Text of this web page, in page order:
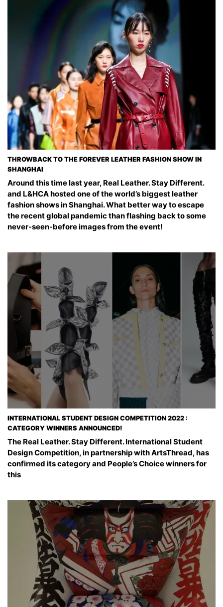
THROWBACK TO THE FOREVER LEATHER FASHION SHOW IN
SHANGHAI
Around this time last year, Real Leather. Stay Different.
and L&HCA hosted one of the world’s biggest leather
fashion shows in Shanghai. What better way to escape
the recent global pandemic than flashing back to some
never-seen-before images from the event!
INTERNATIONAL STUDENT DESIGN COMPETITION 2022 :
CATEGORY WINNERS ANNOUNCED!
The Real Leather. Stay Different. International Student
Design Competition, in partnership with ArtsThread, has
confirmed its category and People’s Choice winners for
this